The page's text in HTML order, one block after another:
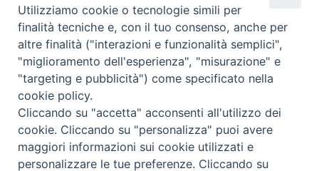
Scrivici
Copyright © 2019 - Tutti i diritti riservati - Vita
Trentina Editrice
Privacy Policy
Utilizziamo cookie o tecnologie simili per
finalità tecniche e, con il tuo consenso, anche per
altre finalità ("interazioni e funzionalità semplici",
"miglioramento dell'esperienza", "misurazione" e
"targeting e pubblicità") come specificato nella
cookie policy.
Cliccando su "accetta" acconsenti all'utilizzo dei
cookie. Cliccando su "personalizza" puoi avere
maggiori informazioni sui cookie utilizzati e
personalizzare le tue preferenze. Cliccando su